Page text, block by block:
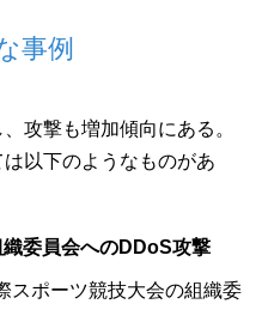
事例
攻撃も増加傾向にある。
以下のようなものがあ
委員会へのDDoS攻撃
スポーツ競技大会の組織委